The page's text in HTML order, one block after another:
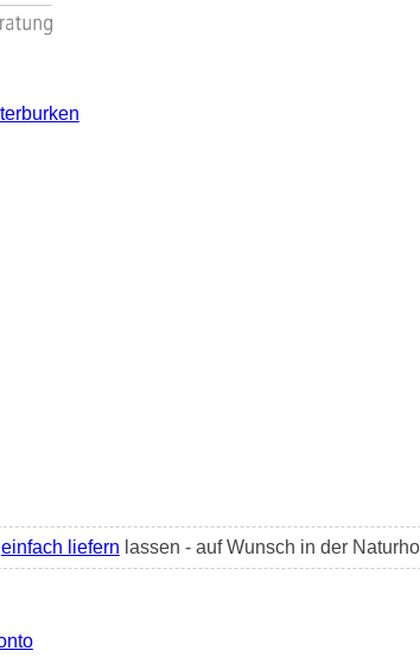
einfach liefern lassen - auf Wunsch in der